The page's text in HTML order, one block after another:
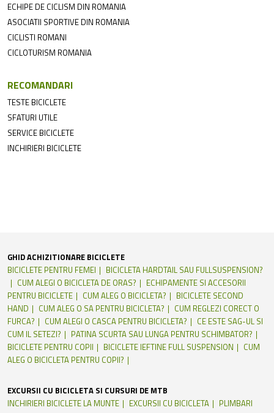
ECHIPE DE CICLISM DIN ROMANIA
ASOCIATII SPORTIVE DIN ROMANIA
CICLISTI ROMANI
CICLOTURISM ROMANIA
RECOMANDARI
TESTE BICICLETE
SFATURI UTILE
SERVICE BICICLETE
INCHIRIERI BICICLETE
GHID ACHIZITIONARE BICICLETE
BICICLETE PENTRU FEMEI
BICICLETA HARDTAIL SAU FULLSUSPENSION?
CUM ALEGI O BICICLETA DE ORAS?
ECHIPAMENTE SI ACCESORII
PENTRU BICICLETE
CUM ALEG O BICICLETA?
BICICLETE SECOND
HAND
CUM ALEG O SA PENTRU BICICLETA?
CUM REGLEZI CORECT O
FURCA?
CUM ALEGI O CASCA PENTRU BICICLETA?
CE ESTE SAG-UL SI
CUM IL SETEZI?
PATINA SCURTA SAU LUNGA PENTRU SCHIMBATOR?
BICICLETE PENTRU COPII
BICICLETE IEFTINE FULL SUSPENSION
CUM
ALEG O BICICLETA PENTRU COPII?
EXCURSII CU BICICLETA SI CURSURI DE MTB
INCHIRIERI BICICLETE LA MUNTE
EXCURSII CU BICICLETA
PLIMBARI